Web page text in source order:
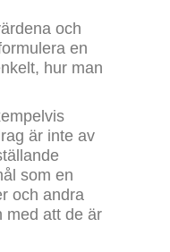
och
en
hur man
är inte av
som en
och andra
med att de är